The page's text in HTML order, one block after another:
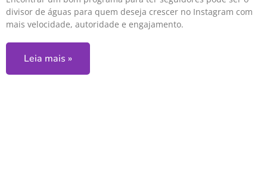
divisor de águas para quem deseja crescer no Instagram com
mais velocidade, autoridade e engajamento.
Leia mais »